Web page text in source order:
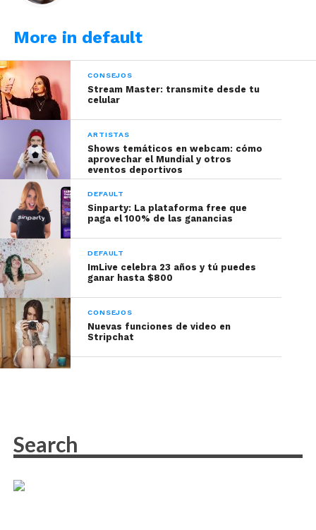
Tomada de Freepik
–>Lo principal que debes tomar en cuenta a la
hora de escoger un fetiche es si realmente te
gusta y te hace sentir como deseas. El placer no es
únicamente para tus usuarios.
–>Explora y conoce tu cuerpo, lo que te gusta, que
te llame realmente la atención pero sobre todo,
acciones que te hagan sentir cómoda.
More in default
CONSEJOS
Stream Master: transmite desde tu
celular
ARTISTAS
Shows temáticos en webcam: cómo
aprovechar el Mundial y otros
eventos deportivos
DEFAULT
Sinparty: La plataforma free que
paga el 100% de las ganancias
DEFAULT
ImLive celebra 23 años y tú puedes
ganar hasta $800
CONSEJOS
Nuevas funciones de video en
Stripchat